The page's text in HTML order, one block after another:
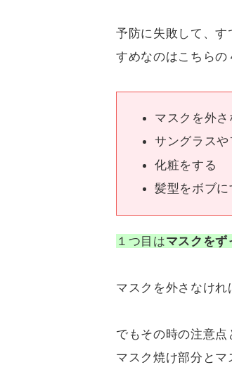
予防に失敗して、
すめなのはこちらの
マスクを外さ
サングラス
化粧をする
髪型をボブに
１つ目はマスクをず
マスクを外さなけれ
でもその時の注意
マスク焼け部分と